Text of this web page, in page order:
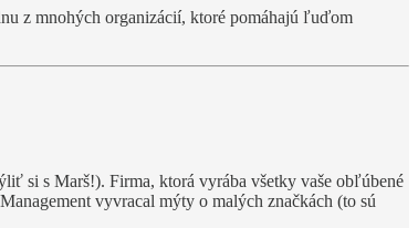
z mnohých organizácií, ktoré pomáhajú ľuďom
si s Marš!). Firma, ktorá vyrába všetky vaše obľúbené
vyvracal mýty o malých značkách (to sú